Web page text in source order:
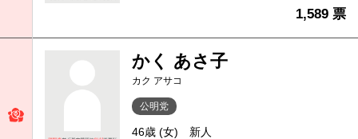
1,589 票
かく あさ子
カク アサコ
公明党
46歳 (女) 新人